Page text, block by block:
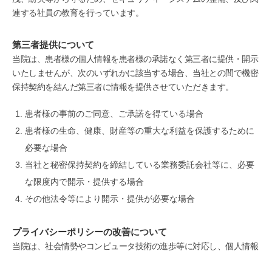
連する社員の教育を行っています。
第三者提供について
当院は、患者様の個人情報を患者様の承諾なく第三者に提供・開示
いたしませんが、次のいずれかに該当する場合、当社との間で機密
保持契約を結んだ第三者に情報を提供させていただきます。
患者様の事前のご同意、ご承諾を得ている場合
患者様の生命、健康、財産等の重大な利益を保護するために
必要な場合
当社と秘密保持契約を締結している業務委託会社等に、必要
な限度内で開示・提供する場合
その他法令等により開示・提供が必要な場合
プライバシーポリシーの改善について
当院は、社会情勢やコンピュータ技術の進歩等に対応し、個人情報